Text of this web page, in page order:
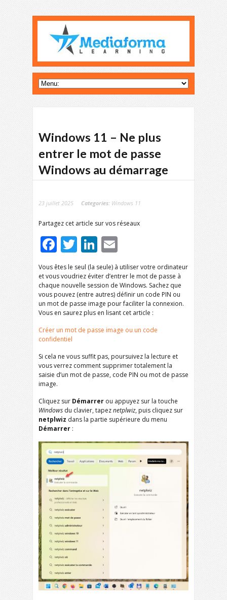
Windows 11 – Ne plus
entrer le mot de passe
Windows au démarrage
23 juillet 2025 Categories: Windows 11
Partagez cet article sur vos réseaux
Facebook
TwitterLinkedIn
Vous êtes le seul (la seule) à utiliser votre ordinateur
et vous voudriez éviter d’entrer le mot de passe à
chaque nouvelle session de Windows. Sachez que
vous pouvez (entre autres) définir un code PIN ou
un mot de passe image pour faciliter la connexion.
Vous en saurez plus en lisant cet article :
Créer un mot de passe image ou un code
confidentiel
Si cela ne vous suffit pas, poursuivez la lecture et
vous verrez comment supprimer totalement la
saisie d’un mot de passe, code PIN ou mot de passe
image.
Cliquez sur Démarrer ou appuyez sur la touche
Windows du clavier, tapeznetplwiz, puis cliquez sur
netplwiz dans la partie supérieure du menu
Démarrer :